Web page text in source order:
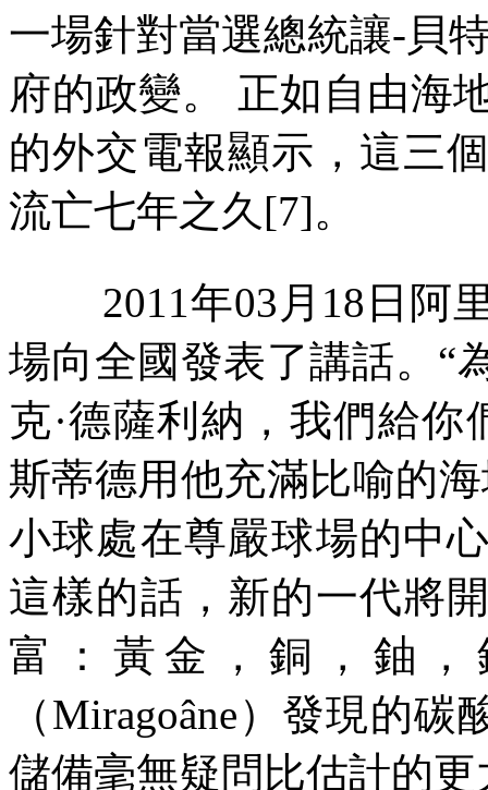
一場針對當選總統讓-貝
府的政變。
正如自由海
的外交電報顯示，這三
流亡七年之久 [7]。
2011年03 月 18 日阿
場向全國發表了講話。“
克·德薩利納，我們給
斯蒂德用他充滿比喻的
小球處在尊嚴球場的中
這樣的話，新的一代將
富：黃金，銅，鈾
（Miragoâne）發現的碳
儲備毫無疑問比估計的更